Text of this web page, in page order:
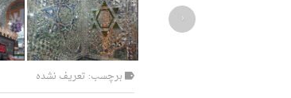
‹
برچسب: تعریف نشده